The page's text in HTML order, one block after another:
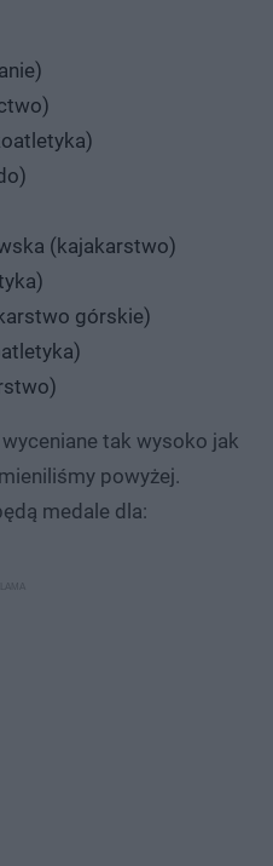
(kajakarstwo)
górskie)
tak wysoko jak
powyżej.
medale dla: